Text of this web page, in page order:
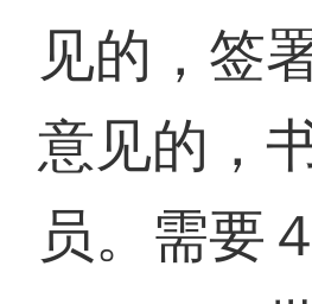
见的，签
意见的，
员。需要